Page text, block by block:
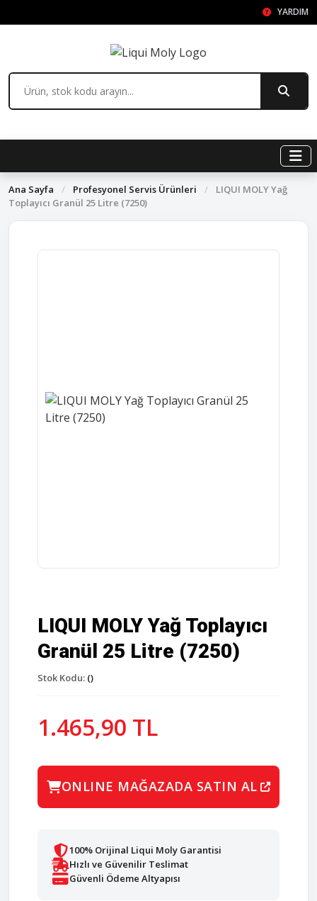
YARDIM
Ana Sayfa / Profesyonel Servis Ürünleri /
LIQUI MOLY Yağ
Toplayıcı Granül 25 Litre (7250)
LIQUI MOLY Yağ Toplayıcı
Granül 25 Litre (7250)
Stok Kodu: ()
1.465,90 TL
ONLINE MAĞAZADA SATIN AL
100% Orijinal Liqui Moly Garantisi
Hızlı ve Güvenilir Teslimat
Güvenli Ödeme Altyapısı